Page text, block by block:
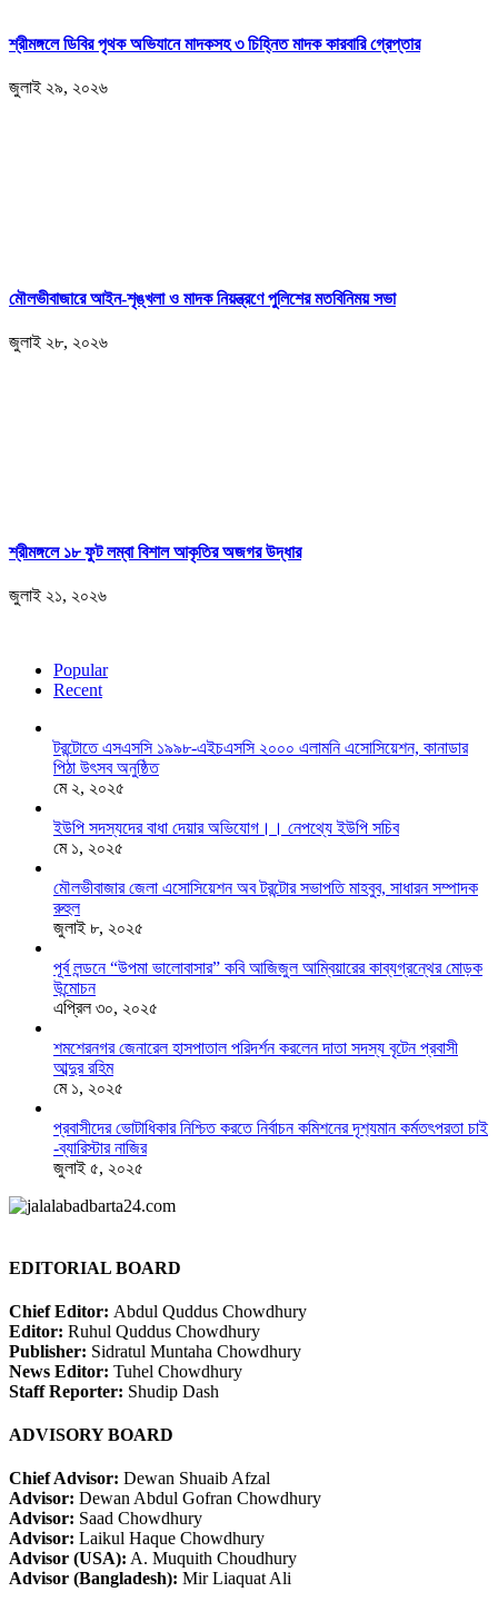
শ্রীমঙ্গলে ডিবির পৃথক অভিযানে মাদকসহ ৩ চিহ্নিত মাদক কারবারি গ্রেপ্তার
জুলাই ২৯, ২০২৬
মৌলভীবাজারে আইন-শৃঙ্খলা ও মাদক নিয়ন্ত্রণে পুলিশের মতবিনিময় সভা
জুলাই ২৮, ২০২৬
শ্রীমঙ্গলে ১৮ ফুট লম্বা বিশাল আকৃতির অজগর উদ্ধার
জুলাই ২১, ২০২৬
Popular
Recent
টরন্টোতে এসএসসি ১৯৯৮-এইচএসসি ২০০০ এলামনি এসোসিয়েশন, কানাডার
পিঠা উৎসব অনুষ্ঠিত
মে ২, ২০২৫
ইউপি সদস্যদের বাধা দেয়ার অভিযোগ।। নেপথ্যে ইউপি সচিব
মে ১, ২০২৫
মৌলভীবাজার জেলা এসোসিয়েশন অব টরন্টোর সভাপতি মাহবুব, সাধারন সম্পাদক
রুহুল
জুলাই ৮, ২০২৫
পূর্ব লন্ডনে “উপমা ভালোবাসার” কবি আজিজুল আম্বিয়ারের কাব্যগ্রন্থের মোড়ক
উন্মোচন
এপ্রিল ৩০, ২০২৫
শমশেরনগর জেনারেল হাসপাতাল পরিদর্শন করলেন দাতা সদস্য বৃটেন প্রবাসী
আব্দুর রহিম
মে ১, ২০২৫
প্রবাসীদের ভোটাধিকার নিশ্চিত করতে নির্বাচন কমিশনের দৃশ‍্যমান কর্মতৎপরতা চাই
-ব্যারিস্টার নাজির
জুলাই ৫, ২০২৫
EDITORIAL BOARD
Chief Editor: Abdul Quddus Chowdhury
Editor: Ruhul Quddus Chowdhury
Publisher: Sidratul Muntaha Chowdhury
News Editor: Tuhel Chowdhury
Staff Reporter: Shudip Dash
ADVISORY BOARD
Chief Advisor: Dewan Shuaib Afzal
Advisor: Dewan Abdul Gofran Chowdhury
Advisor: Saad Chowdhury
Advisor: Laikul Haque Chowdhury
Advisor (USA): A. Muquith Choudhury
Advisor (Bangladesh): Mir Liaquat Ali